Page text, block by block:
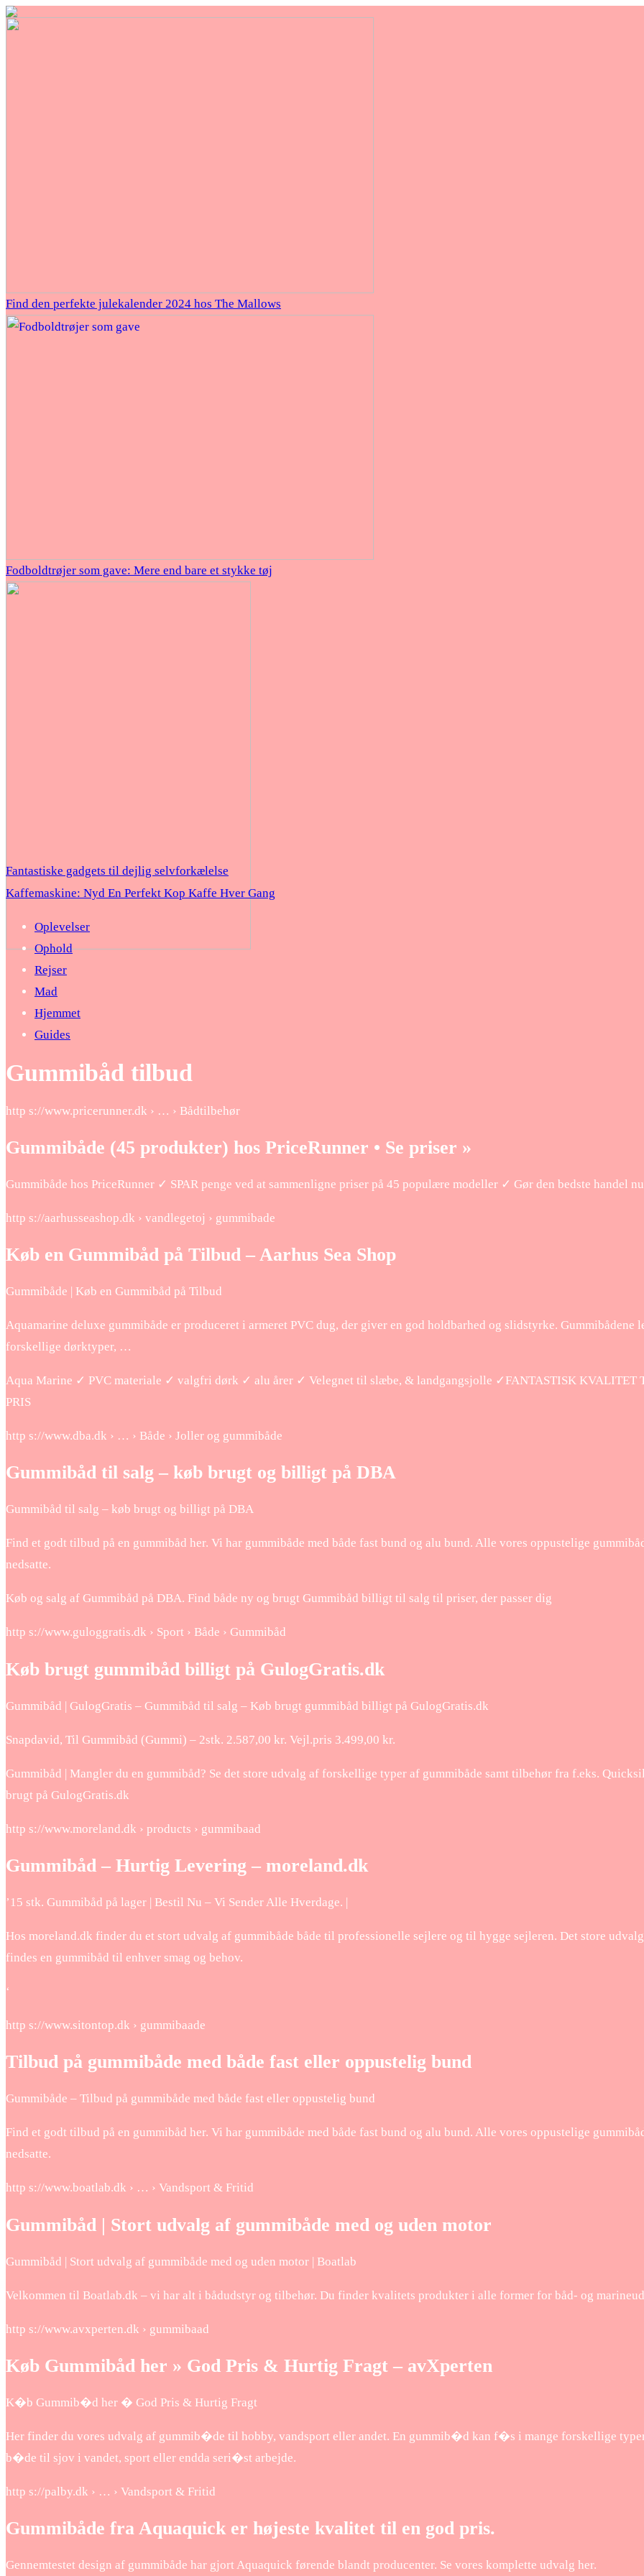
Find den perfekte julekalender 2024 hos The Mallows
Fodboldtrøjer som gave: Mere end bare et stykke tøj
Fantastiske gadgets til dejlig selvforkælelse
Kaffemaskine: Nyd En Perfekt Kop Kaffe Hver Gang
Oplevelser
Ophold
Rejser
Mad
Hjemmet
Guides
Gummibåd tilbud
http s://www.pricerunner.dk › … › Bådtilbehør
Gummibåde (45 produkter) hos PriceRunner • Se priser »
Gummibåde hos PriceRunner ✓ SPAR penge ved at sammenligne priser på 45 populære modeller ✓ Gør den bedste handel
http s://aarhusseashop.dk › vandlegetoj › gummibade
Køb en Gummibåd på Tilbud – Aarhus Sea Shop
Gummibåde | Køb en Gummibåd på Tilbud
Aquamarine deluxe gummibåde er produceret i armeret PVC dug, der giver en god holdbarhed og slidstyrke. Gummibådene
forskellige dørktyper, …
Aqua Marine ✓ PVC materiale ✓ valgfri dørk ✓ alu årer ✓ Velegnet til slæbe, & landgangsjolle ✓FANTASTISK KVALITET
PRIS
http s://www.dba.dk › … › Både › Joller og gummibåde
Gummibåd til salg – køb brugt og billigt på DBA
Gummibåd til salg – køb brugt og billigt på DBA
Find et godt tilbud på en gummibåd her. Vi har gummibåde med både fast bund og alu bund. Alle vores oppustelige
nedsatte.
Køb og salg af Gummibåd på DBA. Find både ny og brugt Gummibåd billigt til salg til priser, der passer dig
http s://www.guloggratis.dk › Sport › Både › Gummibåd
Køb brugt gummibåd billigt på GulogGratis.dk
Gummibåd | GulogGratis – Gummibåd til salg – Køb brugt gummibåd billigt på GulogGratis.dk
Snapdavid, Til Gummibåd (Gummi) – 2stk. 2.587,00 kr. Vejl.pris 3.499,00 kr.
Gummibåd | Mangler du en gummibåd? Se det store udvalg af forskellige typer af gummibåde samt tilbehør fra f.eks.
brugt på GulogGratis.dk
http s://www.moreland.dk › products › gummibaad
Gummibåd – Hurtig Levering – moreland.dk
’15 stk. Gummibåd på lager | Bestil Nu – Vi Sender Alle Hverdage. |
Hos moreland.dk finder du et stort udvalg af gummibåde både til professionelle sejlere og til hygge sejleren. Det store
findes en gummibåd til enhver smag og behov.
‘
http s://www.sitontop.dk › gummibaade
Tilbud på gummibåde med både fast eller oppustelig bund
Gummibåde – Tilbud på gummibåde med både fast eller oppustelig bund
Find et godt tilbud på en gummibåd her. Vi har gummibåde med både fast bund og alu bund. Alle vores oppustelige
nedsatte.
http s://www.boatlab.dk › … › Vandsport & Fritid
Gummibåd | Stort udvalg af gummibåde med og uden motor
Gummibåd | Stort udvalg af gummibåde med og uden motor | Boatlab
Velkommen til Boatlab.dk – vi har alt i bådudstyr og tilbehør. Du finder kvalitets produkter i alle former for båd- og
http s://www.avxperten.dk › gummibaad
Køb Gummibåd her » God Pris & Hurtig Fragt – avXperten
K�b Gummib�d her � God Pris & Hurtig Fragt
Her finder du vores udvalg af gummib�de til hobby, vandsport eller andet. En gummib�d kan f�s i mange forskellige
b�de til sjov i vandet, sport eller endda seri�st arbejde.
http s://palby.dk › … › Vandsport & Fritid
Gummibåde fra Aquaquick er højeste kvalitet til en god pris.
Gennemtestet design af gummibåde har gjort Aquaquick førende blandt producenter. Se vores komplette udvalg her.